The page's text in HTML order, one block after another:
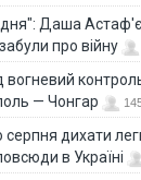
Даша
про війну
вогневий
— Чонгар
серпня дихати
в Україні